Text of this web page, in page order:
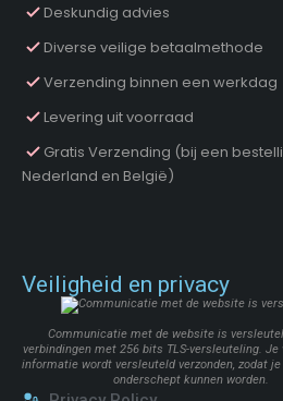
Deskundig advies
Diverse veilige betaalmethode
Verzending binnen een werkdag
Levering uit voorraad
Gratis Verzending (bij een
Nederland en België)
Veiligheid en privacy
Communicatie met de website is
verbindingen met 256 bits TLS-versleuteling.
informatie wordt versleuteld verzonden, zodat
onderschept kunnen worden.